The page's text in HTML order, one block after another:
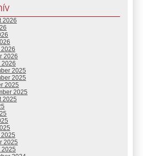
2026
2026
2026
2025
2025
2025
2025
2025
2025
2025